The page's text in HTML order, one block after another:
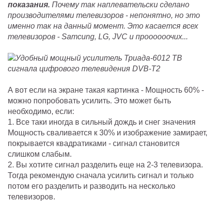
показания. Почему так наплевательски сделано
производителями телевизоров - непонятно, но это
именно так на данный момент. Это касается всех
телевизоров - Samcung, LG, JVC и проооооочих...
А вот если на экране такая картинка - Мощность 60% -
можно попробовать усилить. Это может быть
необходимо, если:
1. Все таки иногда в сильный дождь и снег значения
Мощность сваливается к 30% и изображение замирает,
покрывается квадратиками - сигнал становится
слишком слабым.
2. Вы хотите сигнал разделить еще на 2-3 телевизора.
Тогда рекомендую сначала усилить сигнал и только
потом его разделить и разводить на несколько
телевизоров.